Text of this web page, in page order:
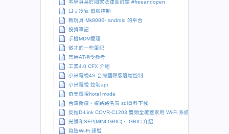
本網頁基於國家法律而封鎖 #freeandopen
日立冷氣 電腦控制
新玩具 Mk808B- android 的平台
投資筆記
手機MDM管理
徵才的一些筆記
常用AT指令參考
工業4.0 CFX 介紹
小米電視4S 台灣國際版遠端控制
小米電視 控制api
奇美電視hotel mode
台灣街道、道路路名表 sql資料下載
反推D-Link COVR-C1203 雙頻全覆蓋家用 Wi-Fi 系統
光纖和SFP(MINI-GBIC)、 GBIC 介紹
偽造Wi-Fi 訊號